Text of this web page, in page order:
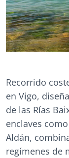
Recorrido
en Vigo,
de las Rías
enclaves
Aldán,
regímenes de